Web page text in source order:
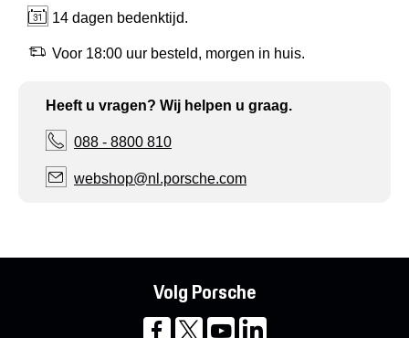
14 dagen bedenktijd.
Voor 18:00 uur besteld, morgen in huis.
Heeft u vragen? Wij helpen u graag.
088 - 8800 810
webshop@nl.porsche.com
Volg Porsche